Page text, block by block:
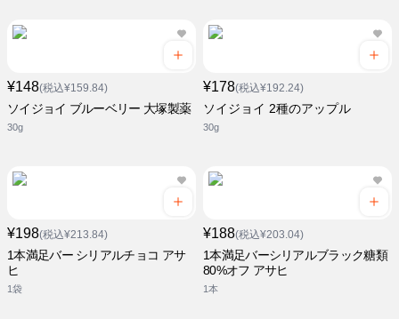
¥148(税込¥159.84)
ソイジョイ ブルーベリー 大塚製薬
30g
¥178(税込¥192.24)
ソイジョイ 2種のアップル
30g
¥198(税込¥213.84)
1本満足バー シリアルチョコ アサ
ヒ
1袋
¥188(税込¥203.04)
1本満足バーシリアルブラック糖類
80%オフ アサヒ
1本